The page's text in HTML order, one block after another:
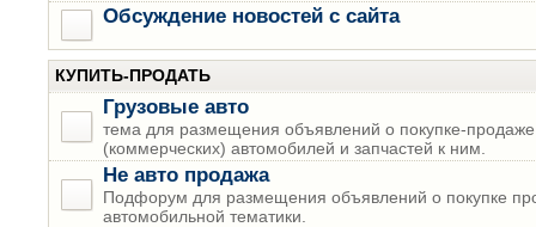
Обсуждение новостей с сайта
КУПИТЬ-ПРОДАТЬ
Грузовые авто
тема для размещения объявлений о покупке-продаже
(коммерческих) автомобилей и запчастей к ним.
Не авто продажа
Подфорум для размещения объявлений о покупке
автомобильной тематики.